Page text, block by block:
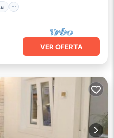
VER OFERTA